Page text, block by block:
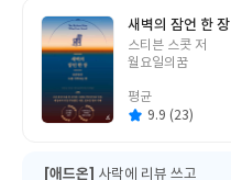
새벽의 잠언 한 장
글
쓴
스티븐 스콧 저
월요일의꿈
평균
9.9 (23)
[애드온] 사락에 리뷰 쓰고